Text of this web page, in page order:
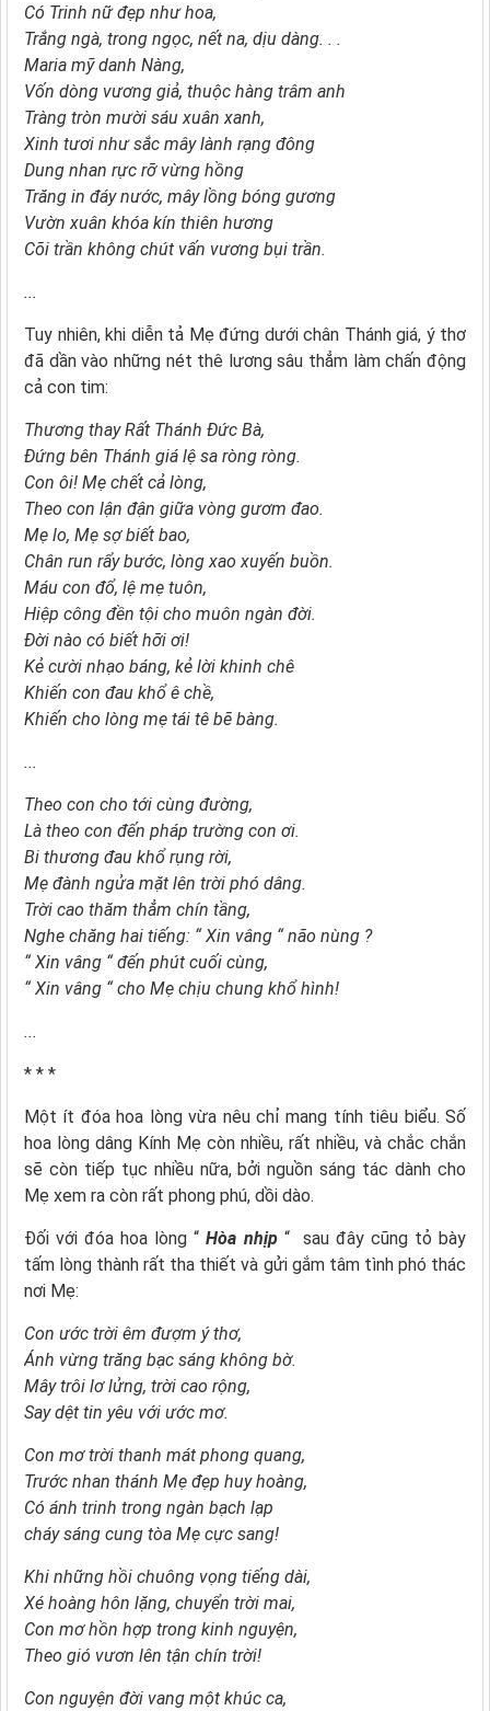
Có Trinh nữ đẹp như hoa,
Trắng ngà, trong ngọc, nết na, dịu dàng. . .
Maria mỹ danh Nàng,
Vốn dòng vương giả, thuộc hàng trâm anh
Tràng tròn mười sáu xuân xanh,
Xinh tươi như sắc mây lành rạng đông
Dung nhan rực rỡ vừng hồng
Trăng in đáy nước, mây lồng bóng gương
Vườn xuân khóa kín thiên hương
Cõi trần không chút vấn vương bụi trần.
...
Tuy nhiên, khi diễn tả Mẹ đứng dưới chân Thánh giá, ý thơ
đã dần vào những nét thê lương sâu thẳm làm chấn động
cả con tim:
Thương thay Rất Thánh Đức Bà,
Đứng bên Thánh giá lệ sa ròng ròng.
Con ôi! Mẹ chết cả lòng,
Theo con lận đận giữa vòng gươm đao.
Mẹ lo, Mẹ sợ biết bao,
Chân run rẩy bước, lòng xao xuyến buồn.
Máu con đổ, lệ mẹ tuôn,
Hiệp công đền tội cho muôn ngàn đời.
Đời nào có biết hỡi ơi!
Kẻ cười nhạo báng, kẻ lời khinh chê
Khiến con đau khổ ê chề,
Khiến cho lòng mẹ tái tê bẽ bàng.
...
Theo con cho tới cùng đường,
Là theo con đến pháp trường con ơi.
Bi thương đau khổ rụng rời,
Mẹ đành ngửa mặt lên trời phó dâng.
Trời cao thăm thẳm chín tầng,
Nghe chăng hai tiếng: “ Xin vâng “ não nùng ?
“ Xin vâng “ đến phút cuối cùng,
“ Xin vâng “ cho Mẹ chịu chung khổ hình!
...
* * *
Một ít đóa hoa lòng vừa nêu chỉ mang tính tiêu biểu. Số
hoa lòng dâng Kính Mẹ còn nhiều, rất nhiều, và chắc chắn
sẽ còn tiếp tục nhiều nữa, bởi nguồn sáng tác dành cho
Mẹ xem ra còn rất phong phú, dồi dào.
Đối với đóa hoa lòng “Hòa nhịp“ sau đây cũng tỏ bày
tấm lòng thành rất tha thiết và gửi gắm tâm tình phó thác
nơi Mẹ:
Con ước trời êm đượm ý thơ,
Ánh vừng trăng bạc sáng không bờ.
Mây trôi lơ lửng, trời cao rộng,
Say dệt tin yêu với ước mơ.
Con mơ trời thanh mát phong quang,
Trước nhan thánh Mẹ đẹp huy hoàng,
Có ánh trinh trong ngàn bạch lạp
cháy sáng cung tòa Mẹ cực sang!
Khi những hồi chuông vọng tiếng dài,
Xé hoàng hôn lặng, chuyển trời mai,
Con mơ hồn hợp trong kinh nguyện,
Theo gió vươn lên tận chín trời!
Con nguyện đời vang một khúc ca,